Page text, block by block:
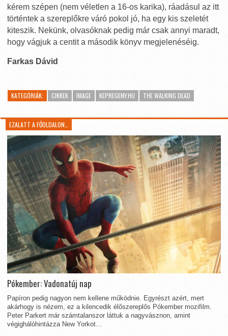
kérem szépen (nem véletlen a 16-os karika), ráadásul az itt
történtek a szereplőkre váró pokol jó, ha egy kis szeletét
kiteszik. Nekünk, olvasóknak pedig már csak annyi maradt,
hogy vágjuk a centit a második könyv megjelenéséig.
Farkas Dávid
KATEGÓRIÁK: CIKKEK IMAGE KEPREGENY.HU THE WALKING DEAD
EZALATT A FŐOLDALON…
Pókember: Vadonatúj nap
Papíron pedig nagyon nem kellene működnie. Egyrészt azért, mert
akárhogy is nézem, ez a kilencedik élőszereplős Pókember mozifilm.
Peter Parkert már számtalanszor láttuk a nagyvásznon, amint
végighálóhintázza New Yorkot...